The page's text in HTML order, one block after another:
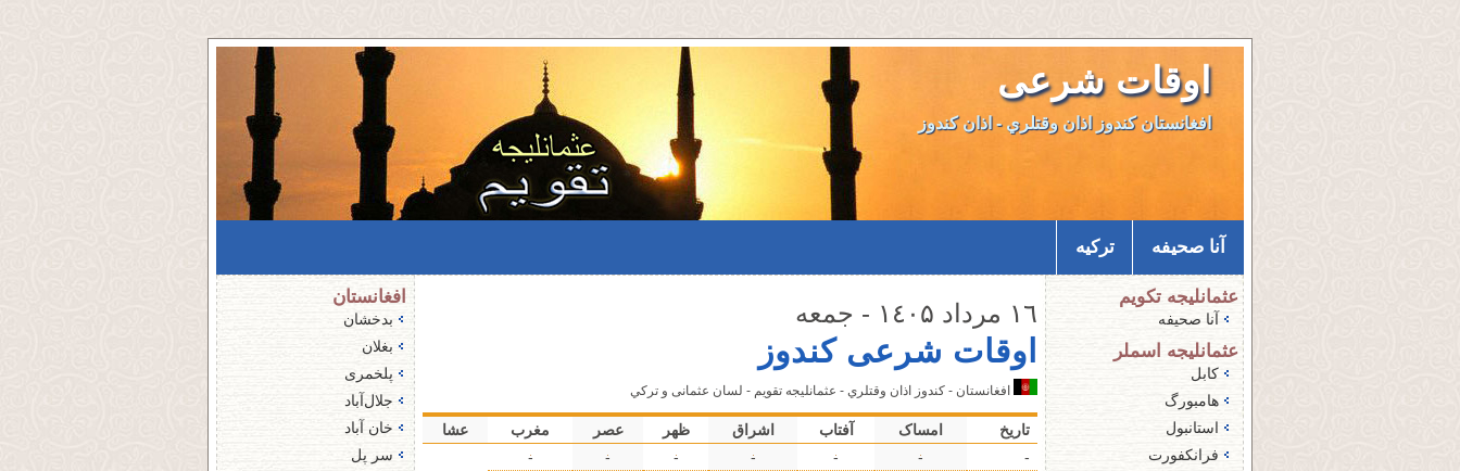
اوقات شرعی
افغانستان کندوز اذان وقتلري - اذان کندوز
آنا صحيفه ترکیه
عثمانليجه تكويم
آنا صحيفه
عثمانليجه اسملر
کابل
هامبورگ
استانبول
فرانکفورت
۱٦ مرداد ۱٤۰۵ - جمعه
اوقات شرعی کندوز
افغانستان - کندوز اذان وقتلري - عثمانليجه تقویم - لسان عثمانى و تركي
تاريخ امساک آفتاب اشراق ظهر عصر مغرب
عشا
-
-
-
-
-
-
-
افغانستان
بدخشان
بغلان
پلخمری
جلال‌آباد
خان آباد
سر پل